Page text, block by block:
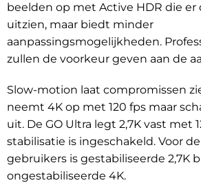
beelden op met Active HDR die
uitzien, maar biedt minder
aanpassingsmogelijkheden.
zullen de voorkeur geven aan de
Slow-motion laat compromissen
neemt 4K op met 120 fps maar
uit. De GO Ultra legt 2,7K vast met
stabilisatie is ingeschakeld. Voor
gebruikers is gestabiliseerde 2,7K
ongestabiliseerde 4K.